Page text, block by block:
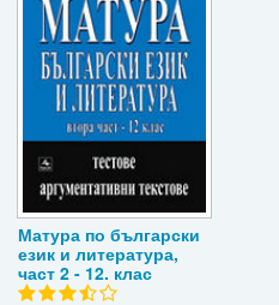
Матура по български
език и литература,
част 2 - 12. клас